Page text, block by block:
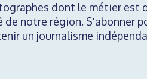
dont le métier est
notre région. S'abonner
un journalisme